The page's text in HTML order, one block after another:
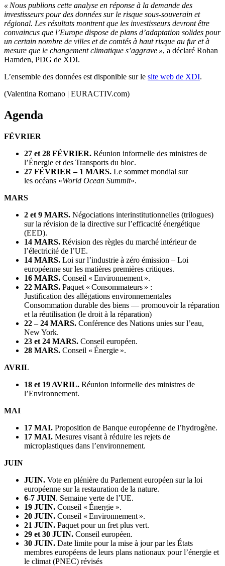
« Nous publions cette analyse en réponse à la demande des
investisseurs pour des données sur le risque sous-souverain et
régional. Les résultats montrent que les investisseurs devront être
convaincus que l’Europe dispose de plans d’adaptation solides pour
un certain nombre de villes et de comtés à haut risque au fur et à
mesure que le changement climatique s’aggrave », a déclaré Rohan
Hamden, PDG de XDI.
L’ensemble des données est disponible sur le site web de XDI.
(Valentina Romano | EURACTIV.com)
Agenda
FÉVRIER
27 et 28 FÉVRIER. Réunion informelle des ministres de
l’Énergie et des Transports du bloc.
27 FÉVRIER – 1 MARS. Le sommet mondial sur
les océans «World Ocean Summit».
MARS
2 et 9 MARS. Négociations interinstitutionnelles (trilogues)
sur la révision de la directive sur l’efficacité énergétique
(EED).
14 MARS. Révision des règles du marché intérieur de
l’électricité de l’UE.
14 MARS. Loi sur l’industrie à zéro émission – Loi
européenne sur les matières premières critiques.
16 MARS. Conseil « Environnement ».
22 MARS. Paquet « Consommateurs » :
Justification des allégations environnementales
Consommation durable des biens — promouvoir la réparation
et la réutilisation (le droit à la réparation)
22 – 24 MARS. Conférence des Nations unies sur l’eau,
New York.
23 et 24 MARS. Conseil européen.
28 MARS. Conseil « Énergie ».
AVRIL
18 et 19 AVRIL. Réunion informelle des ministres de
l’Environnement.
MAI
17 MAI. Proposition de Banque européenne de l’hydrogène.
17 MAI. Mesures visant à réduire les rejets de
microplastiques dans l’environnement.
JUIN
JUIN. Vote en plénière du Parlement européen sur la loi
européenne sur la restauration de la nature.
6-7 JUIN. Semaine verte de l’UE.
19 JUIN. Conseil « Énergie ».
20 JUIN. Conseil « Environnement ».
21 JUIN. Paquet pour un fret plus vert.
29 et 30 JUIN. Conseil européen.
30 JUIN. Date limite pour la mise à jour par les États
membres européens de leurs plans nationaux pour l’énergie et
le climat (PNEC) révisés